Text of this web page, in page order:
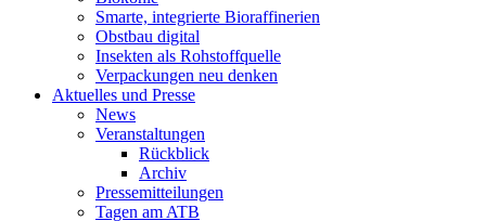
Smarte, integrierte Bioraffinerien
Obstbau digital
Insekten als Rohstoffquelle
Verpackungen neu denken
Aktuelles und Presse
News
Veranstaltungen
Rückblick
Archiv
Pressemitteilungen
Tagen am ATB